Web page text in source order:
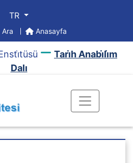
TR
Ara Anasayfa
Tari̇h Anabi̇li̇m
Dalı